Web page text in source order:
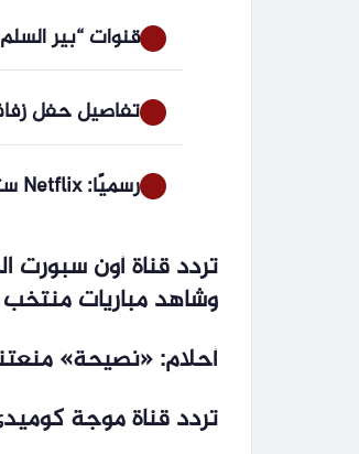
قنوات “بير
تفاصيل حفل
رسميًا: Netflix ستسمح بمشاركة صور وتحليلات عرض GTA 6!
وشاهد مباريات
أحلام: «نصيحة» منعتني من إنجاب 8
تردد قناة موجة كوميدي على النايل سات 2026